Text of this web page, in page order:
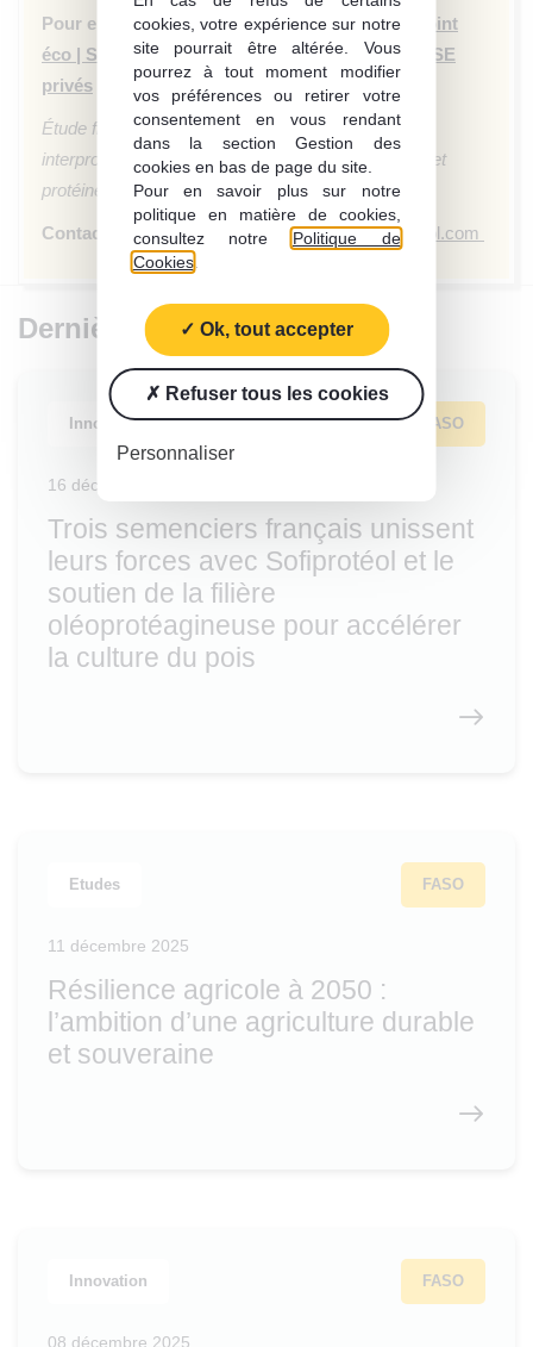
cookies, votre expérience sur notre
site pourrait être altérée. Vous
pourrez à tout moment modifier
vos préférences ou retirer votre
consentement en vous rendant
dans la section Gestion des
cookies en bas de page du site.
Pour en savoir plus sur notre
politique en matière de cookies,
consultez notre Politique de
Cookies.
Ok, tout accepter
Refuser tous les cookies
Personnaliser
Pour en savoir plus, consultez le Point Eco :
Point
éco | Soutenir l’agriculture durable grâce aux PSE
privés
Étude financée par Sofiprotéol avec les cotisations
interprofessionnelles (CVO) de la filière des huiles et
protéines végétales.
Contact Camille Jouan,camille.jouan@sofiproteol.com
Dernières publications
Trois semenciers français unissent
leurs forces avec Sofiprotéol et le
soutien de la filière
oléoprotéagineuse pour accélérer
la culture du pois
Innovation FASO
16 décembre 2025
Résilience agricole à 2050 :
l’ambition d’une agriculture durable
et souveraine
Etudes FASO
11 décembre 2025
Innovation FASO
08 décembre 2025